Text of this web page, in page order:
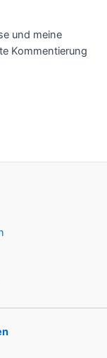
und meine
Kommentierung